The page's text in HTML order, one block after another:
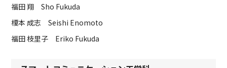
福田 翔 Sho Fukuda
榎本 成志 Seishi Enomoto
福田 枝里子 Eriko Fukuda